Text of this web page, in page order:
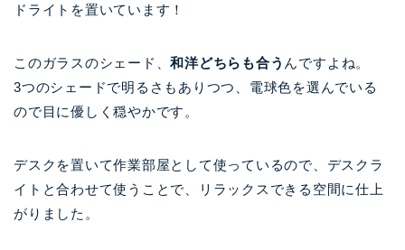
ドライトを置いています！
このガラスのシェード、和洋どちらも合う んですよね。
3つのシェードで明るさもありつつ、電球色を選んでいる
ので目に優しく穏やかです。
デスクを置いて作業部屋として使っているので、デスクラ
イトと合わせて使うことで、リラックスできる空間に仕上
がりました。